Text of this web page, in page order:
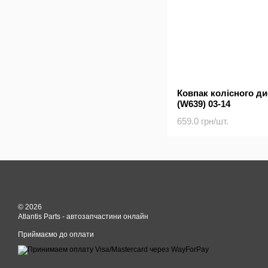
Ковпак колісного
(W639) 03-14
659.0 грн/шт.
© 2026
Atlantis Parts - автозапчастини онлайн
Приймаємо до оплати